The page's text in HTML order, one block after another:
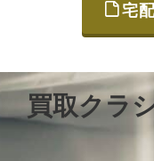
宅
買取クラ